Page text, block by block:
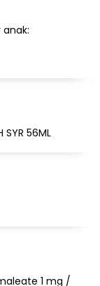
SYR 56ML
1 mg /